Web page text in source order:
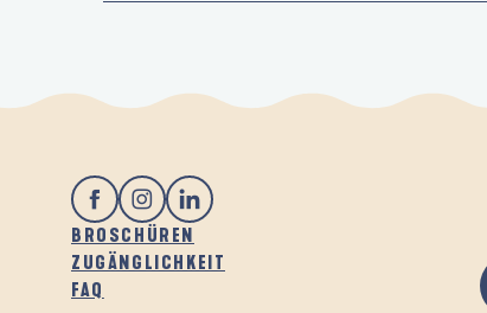
BROSCHÜREN
ZUGÄNGLICHKEIT
FAQ